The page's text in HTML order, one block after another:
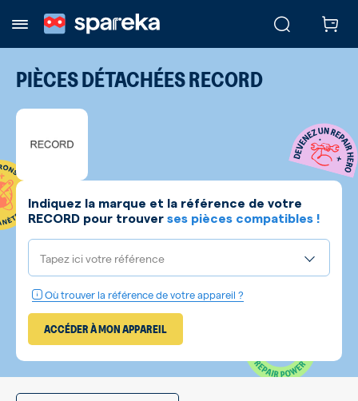
PIÈCES DÉTACHÉESRECORD
Indiquez la marque et la référence de votre
RECORD pour trouver ses pièces compatibles !
Tapez ici votre référence
Où trouver la référence de votre appareil ?
ACCÉDER À MON APPAREIL